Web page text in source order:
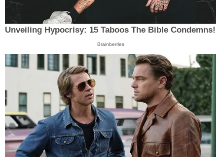
Unveiling Hypocrisy: 15 Taboos The Bible Condemns!
Brainberries